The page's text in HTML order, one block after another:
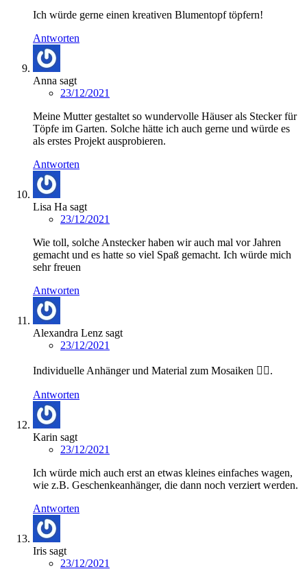
Ich würde gerne einen kreativen Blumentopf töpfern!
Antworten
Anna sagt
23/12/2021
Meine Mutter gestaltet so wundervolle Häuser als Stecker für
Töpfe im Garten. Solche hätte ich auch gerne und würde es
als erstes Projekt ausprobieren.
Antworten
Lisa Ha sagt
23/12/2021
Wie toll, solche Anstecker haben wir auch mal vor Jahren
gemacht und es hatte so viel Spaß gemacht. Ich würde mich
sehr freuen
Antworten
Alexandra Lenz sagt
23/12/2021
Individuelle Anhänger und Material zum Mosaiken 👍🏻.
Antworten
Karin sagt
23/12/2021
Ich würde mich auch erst an etwas kleines einfaches wagen,
wie z.B. Geschenkeanhänger, die dann noch verziert werden.
Antworten
Iris sagt
23/12/2021